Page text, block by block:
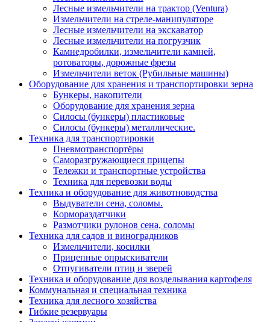
Лесные измельчители на трактор (Ventura)
Измельчители на стреле-манипуляторе
Лесные измельчители на экскаватор
Лесные измельчители на погрузчик
Камнедробилки, измельчители камней,
ротоваторы, дорожные фрезы
Измельчители веток (Рубильные машины)
Оборудование для хранения и транспортировки зерна
Бункеры, накопители
Оборудование для хранения зерна
Силосы (бункеры) пластиковые
Силосы (бункеры) металлические.
Техника для транспортировки
Пневмотранспортёры
Саморазгружающиеся прицепы
Тележки и транспортные устройства
Техника для перевозки воды
Техника и оборудование для животноводства
Выдуватели сена, соломы.
Кормораздатчики
Размотчики рулонов сена, соломы
Техника для садов и виноградников
Измельчители, косилки
Прицепные опрыскиватели
Отпугиватели птиц и зверей
Техника и оборудование для возделывания картофеля
Коммунальная и специальная техника
Техника для лесного хозяйства
Гибкие резервуары